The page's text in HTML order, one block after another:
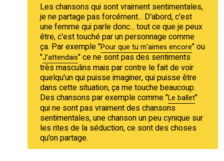
Les chansons qui sont vraiment sentimentales,
je ne partage pas forcément... D'abord, c'est
une femme qui parle donc... tout ce que je peux
être, c'est touché par un personnage comme
ça. Par exemple "Pour que tu m'aimes encore" ou
"J'attendais" ce ne sont pas des sentiments
très masculins mais par contre le fait de voir
quelqu'un qui puisse imaginer, qui puisse être
dans cette situation, ça me touche beaucoup.
Des chansons par exemple comme "Le ballet"
qui ne sont pas vraiment des chansons
sentimentales, une chanson un peu cynique sur
les rites de la séduction, ce sont des choses
qu'on partage.